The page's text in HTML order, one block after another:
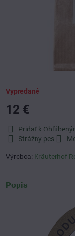
Vypredané
12 €
Pridať k
Strážny pes
Výrobca: Kräuterhof
Popis